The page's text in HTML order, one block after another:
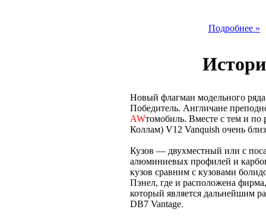
Подробнее »
Новый флагман модельного
Победитель. Англичане
AWтомобиль. Вместе с тем и
Коллам) V12 Vanquish очень
Кузов — двухместный или с
алюминиевых профилей и
кузов сравним с кузовами
Пэнел, где и расположена
который является дальнейшим
DB7 Vantage.